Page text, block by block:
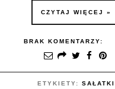
CZYTAJ WIĘCEJ »
BRAK KOMENTARZY:
ETYKIETY: SAŁATKI